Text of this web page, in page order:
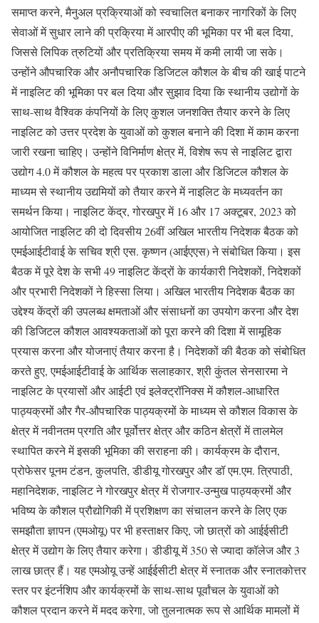
समाप्त करने, मैनुअल प्रक्रियाओं को स्वचालित बनाकर नागरिकों के लिए
सेवाओं में सुधार लाने की प्रक्रिया में आरपीए की भूमिका पर भी बल दिया,
जिससे लिपिक त्रुटियों और प्रतिक्रिया समय में कमी लायी जा सके।
उन्होंने औपचारिक और अनौपचारिक डिजिटल कौशल के बीच की खाई पाटने
में नाइलिट की भूमिका पर बल दिया और सुझाव दिया कि स्थानीय उद्योगों के
साथ-साथ वैश्विक कंपनियों के लिए कुशल जनशक्ति तैयार करने के लिए
नाइलिट को उत्तर प्रदेश के युवाओं को कुशल बनाने की दिशा में काम करना
जारी रखना चाहिए। उन्होंने विनिर्माण क्षेत्र में, विशेष रूप से नाइलिट द्वारा
उद्योग 4.0 में कौशल के महत्व पर प्रकाश डाला और डिजिटल कौशल के
माध्यम से स्थानीय उद्यमियों को तैयार करने में नाइलिट के मध्यवर्तन का
समर्थन किया। नाइलिट केंद्र, गोरखपुर में 16 और 17 अक्टूबर, 2023 को
आयोजित नाइलिट की दो दिवसीय 26वीं अखिल भारतीय निदेशक बैठक को
एमईआईटीवाई के सचिव श्री एस. कृष्णन (आईएएस) ने संबोधित किया। इस
बैठक में पूरे देश के सभी 49 नाइलिट केंद्रों के कार्यकारी निदेशकों, निदेशकों
और प्रभारी निदेशकों ने हिस्सा लिया। अखिल भारतीय निदेशक बैठक का
उद्देश्य केंद्रों की उपलब्ध क्षमताओं और संसाधनों का उपयोग करना और देश
की डिजिटल कौशल आवश्यकताओं को पूरा करने की दिशा में सामूहिक
प्रयास करना और योजनाएं तैयार करना है। निदेशकों की बैठक को संबोधित
करते हुए, एमईआईटीवाई के आर्थिक सलाहकार, श्री कुंतल सेनसारमा ने
नाइलिट के प्रयासों और आईटी एवं इलेक्ट्रॉनिक्स में कौशल-आधारित
पाठ्यक्रमों और गैर-औपचारिक पाठ्यक्रमों के माध्यम से कौशल विकास के
क्षेत्र में नवीनतम प्रगति और पूर्वोत्तर क्षेत्र और कठिन क्षेत्रों में तालमेल
स्थापित करने में इसकी भूमिका की सराहना की। कार्यक्रम के दौरान,
प्रोफेसर पूनम टंडन, कुलपति, डीडीयू गोरखपुर और डॉ एम.एम. त्रिपाठी,
महानिदेशक, नाइलिट ने गोरखपुर क्षेत्र में रोजगार-उन्मुख पाठ्यक्रमों और
भविष्य के कौशल प्रौद्योगिकी में प्रशिक्षण का संचालन करने के लिए एक
समझौता ज्ञापन (एमओयू) पर भी हस्ताक्षर किए, जो छात्रों को आईईसीटी
क्षेत्र में उद्योग के लिए तैयार करेगा। डीडीयू में 350 से ज्यादा कॉलेज और 3
लाख छात्र हैं। यह एमओयू उन्हें आईईसीटी क्षेत्र में स्नातक और स्नातकोत्तर
स्तर पर इंटर्नशिप और कार्यक्रमों के साथ-साथ पूर्वांचल के युवाओं को
कौशल प्रदान करने में मदद करेगा, जो तुलनात्मक रूप से आर्थिक मामलों में